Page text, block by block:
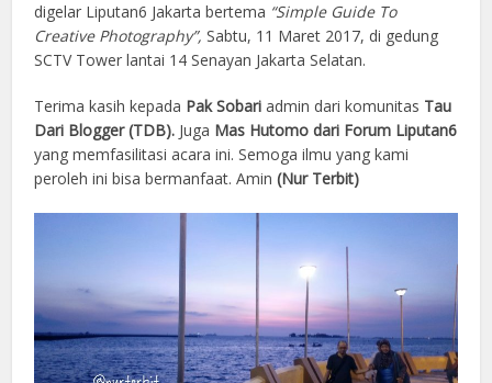
digelar Liputan6 Jakarta bertema “Simple Guide To
Creative Photography”,Sabtu, 11 Maret 2017, di gedung
SCTV Tower lantai 14 Senayan Jakarta Selatan.
Terima kasih kepada Pak Sobari admin dari komunitas Tau
Dari Blogger (TDB). Juga Mas Hutomo dari Forum Liputan6
yang memfasilitasi acara ini. Semoga ilmu yang kami
peroleh ini bisa bermanfaat. Amin(Nur Terbit)